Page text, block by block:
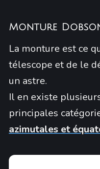
Monture
La monture est ce
télescope et de le
un astre.
Il en existe
principales
azimutales et